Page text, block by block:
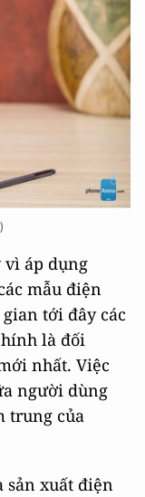
vì áp dụng
mẫu điện
tới đây các
là đối
nhất. Việc
người dùng
trung của
sản xuất điện